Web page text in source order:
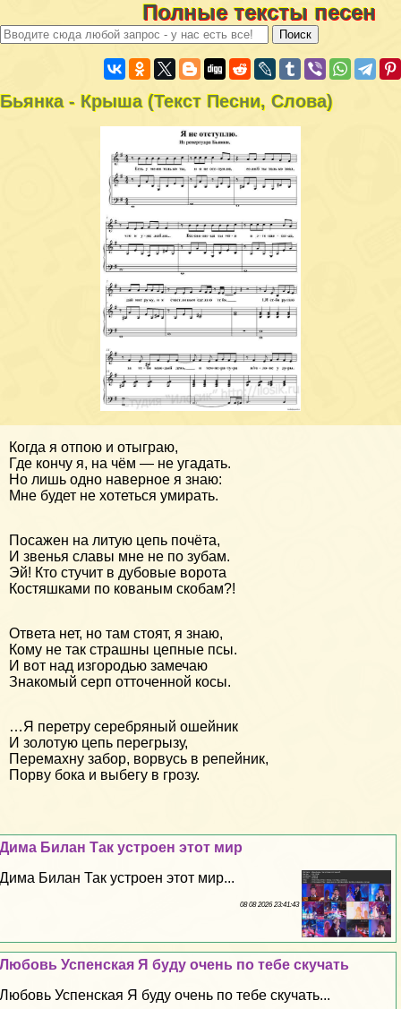
Полные тексты песен
Бьянка - Крыша (Текст Песни, Слова)
Когда я отпою и отыграю,
Где кончу я, на чём — не угадать.
Но лишь одно наверное я знаю:
Мне будет не хотеться умирать.
Посажен на литую цепь почёта,
И звенья славы мне не по зубам.
Эй! Кто стучит в дубовые ворота
Костяшками по кованым скобам?!
Ответа нет, но там стоят, я знаю,
Кому не так страшны цепные псы.
И вот над изгородью замечаю
Знакомый серп отточенной косы.
…Я перетру серебряный ошейник
И золотую цепь перегрызу,
Перемахну забор, ворвусь в репейник,
Порву бока и выбегу в грозу.
Дима Билан Так устроен этот мир
Дима Билан Так устроен этот мир...
08 08 2026 23:41:43
Любовь Успенская Я буду очень по тебе скучать
Любовь Успенская Я буду очень по тебе скучать...